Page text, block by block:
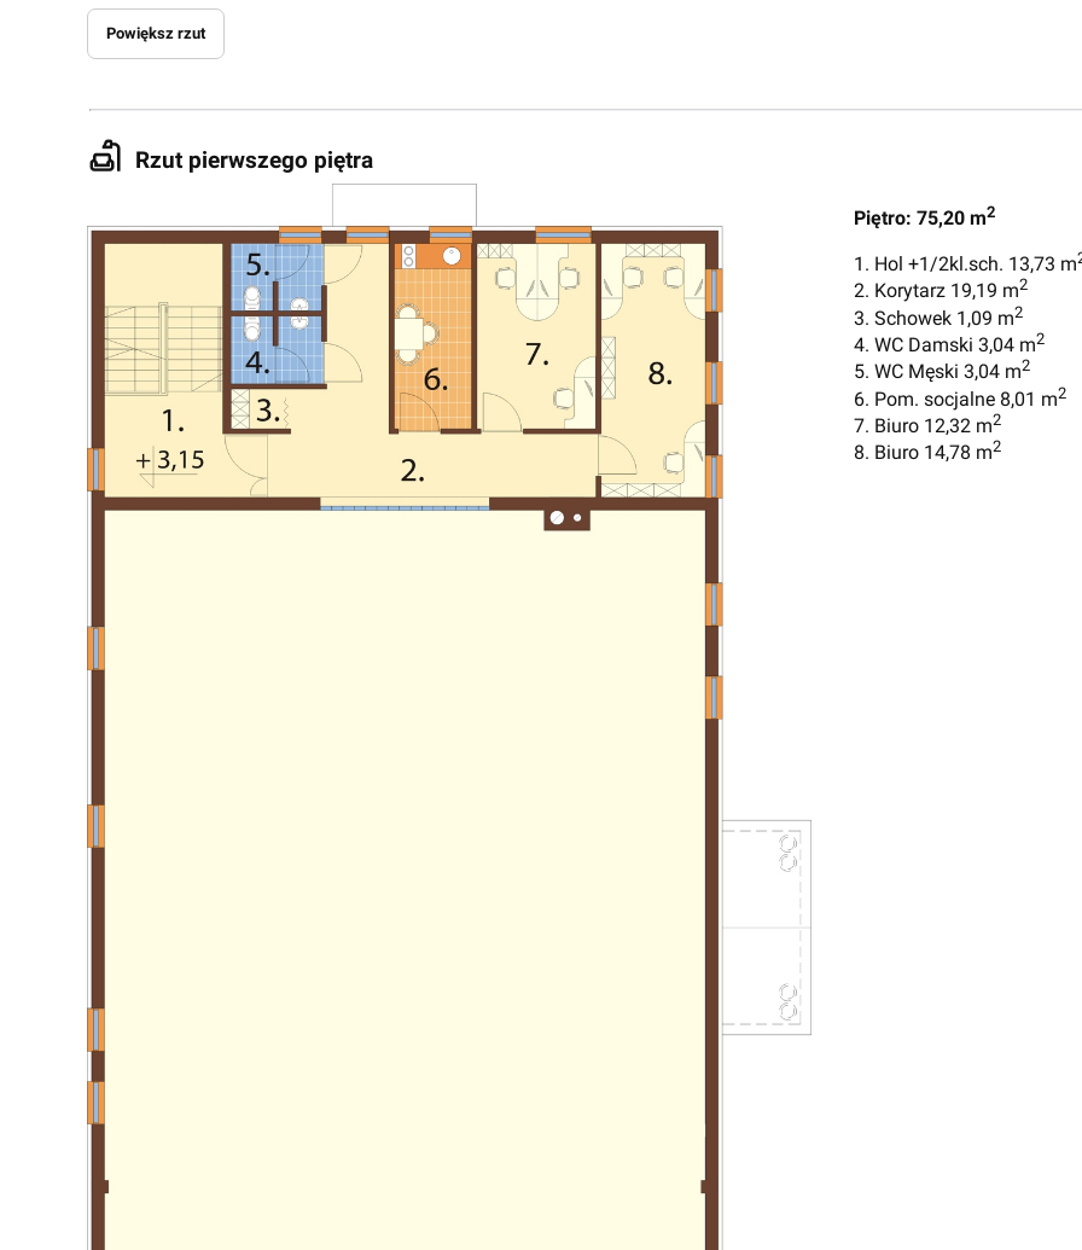
Powiększ rzut
Rzut pierwszego piętra
Piętro: 75,20 m2
1. Hol +1/2kl.sch. 13,73 m
2. Korytarz 19,19 m2
3. Schowek 1,09 m2
4. WC Damski 3,04 m2
5. WC Męski 3,04 m2
6. Pom. socjalne 8,01 m2
7. Biuro 12,32 m2
8. Biuro 14,78 m2